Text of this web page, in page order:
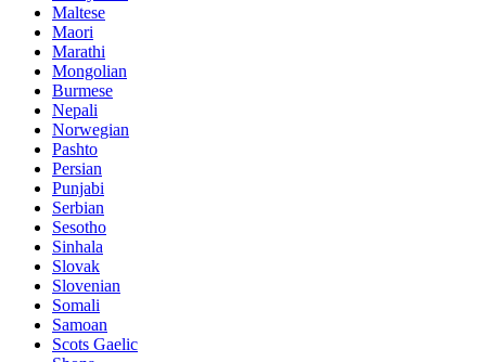
Maltese
Maori
Marathi
Mongolian
Burmese
Nepali
Norwegian
Pashto
Persian
Punjabi
Serbian
Sesotho
Sinhala
Slovak
Slovenian
Somali
Samoan
Scots Gaelic